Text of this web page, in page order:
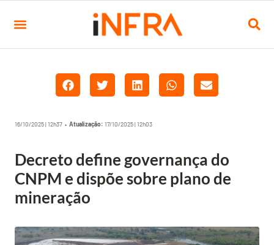
16/10/2025 | 12h37 • Atualização: 17/10/2025 | 12h03
Decreto define governança do
CNPM e dispõe sobre plano de
mineração